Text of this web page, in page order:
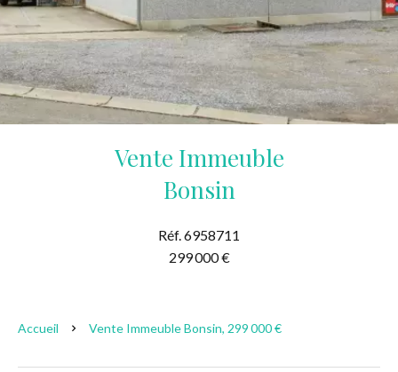
Vente Immeuble
Bonsin
Réf. 6958711
299 000 €
Accueil Vente Immeuble Bonsin, 299 000 €